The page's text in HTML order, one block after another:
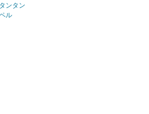
ンタン
ル